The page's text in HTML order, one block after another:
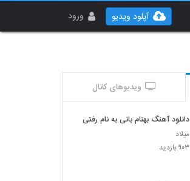
ورود آپلود ویدیو
ویدیوهای کانال
دانلود آهنگ بهنام بانی به نام رفتی
میلاد
۹۰۳ بازدید